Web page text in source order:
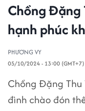
Chồng Đặng
hạnh phúc
PHƯƠNG VY
05/10/2024 - 13:00 (GMT+7)
Chồng Đặng
đình chào đón